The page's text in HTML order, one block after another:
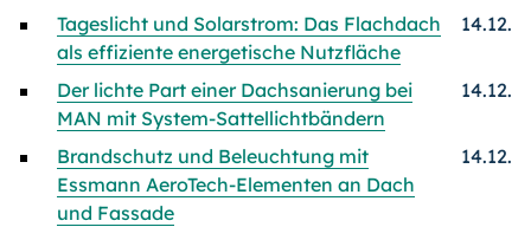
Tageslicht und Solarstrom: Das Flachdach
als effiziente energetische Nutzfläche
14.12.
Der lichte Part einer Dachsanierung bei
MAN mit System-Sattellichtbändern
14.12.
Brandschutz und Beleuchtung mit
Essmann AeroTech-Elementen an Dach
und Fassade
14.12.